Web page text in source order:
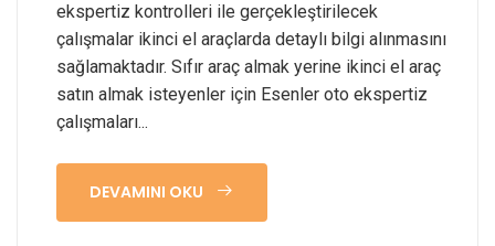
ekspertiz kontrolleri ile gerçekleştirilecek
çalışmalar ikinci el araçlarda detaylı bilgi alınmasını
sağlamaktadır. Sıfır araç almak yerine ikinci el araç
satın almak isteyenler için Esenler oto ekspertiz
çalışmaları...
DEVAMINI OKU